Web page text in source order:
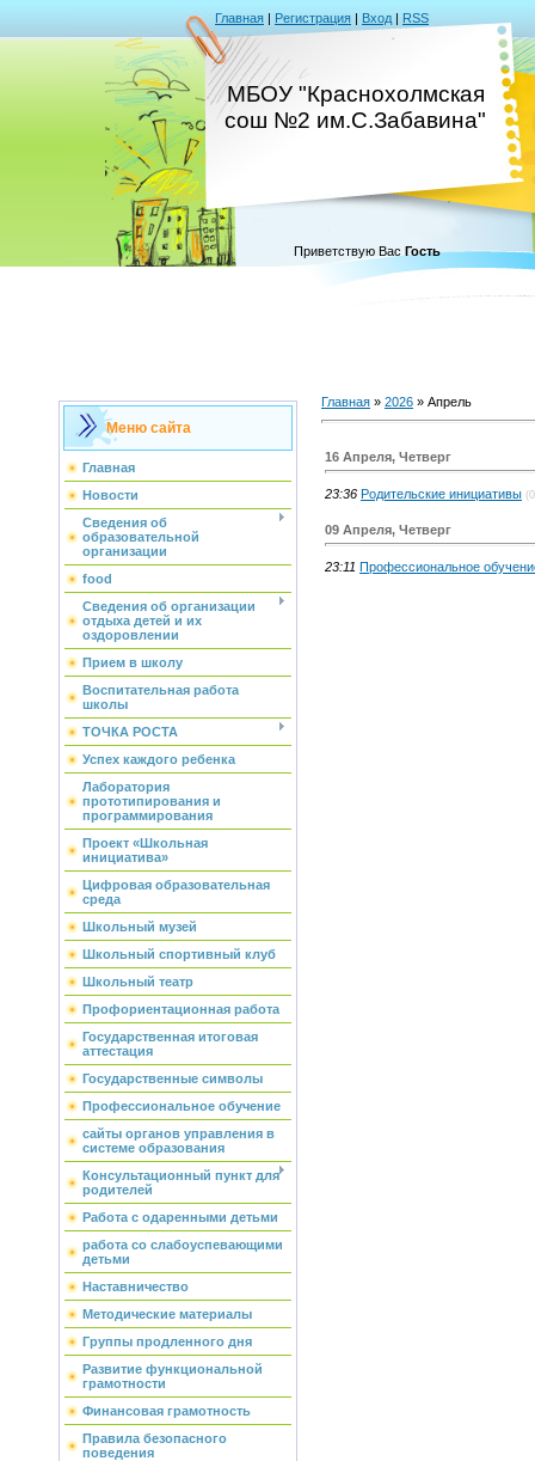
Главная | Регистрация | Вход | RSS
МБОУ "Краснохолмская
сош №2 им.С.Забавина"
Приветствую Вас Гость
Меню сайта
Главная
Новости
Сведения об
образовательной
организации
food
Сведения об организации
отдыха детей и их
оздоровлении
Прием в школу
Воспитательная работа
школы
ТОЧКА РОСТА
Успех каждого ребенка
Лаборатория
прототипирования и
программирования
Проект «Школьная
инициатива»
Цифровая образовательная
среда
Школьный музей
Школьный спортивный клуб
Школьный театр
Профориентационная работа
Государственная итоговая
аттестация
Государственные символы
Профессиональное обучение
сайты органов управления в
системе образования
Консультационный пункт для
родителей
Работа с одаренными детьми
работа со слабоуспевающими
детьми
Наставничество
Методические материалы
Группы продленного дня
Развитие функциональной
грамотности
Финансовая грамотность
Правила безопасного
поведения
Главная » 2026 » Апрель
16 Апреля, Четверг
23:36 Родительские инициативы
09 Апреля, Четверг
23:11 Профессиональное